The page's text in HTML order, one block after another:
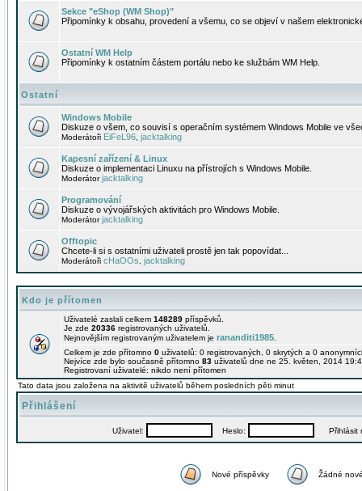
Sekce "eShop (WM Shop)"
Připomínky k obsahu, provedení a všemu, co se objeví v našem
Ostatní WM Help
Připomínky k ostatním částem portálu nebo ke službám WM Help.
Ostatní
Windows Mobile
Diskuze o všem, co souvisí s operačním systémem Windows Mobile ve
Moderátoři EiFeL96 jacktalking
Kapesní zařízení & Linux
Diskuze o implementaci Linuxu na přístrojích s Windows Mobile.
Moderátorjacktalking
Programování
Diskuze o vývojářských aktivitách pro Windows Mobile.
Moderátorjacktalking
Offtopic
Chcete-li si s ostatními uživateli prostě jen tak popovídat...
Moderátoři cHaOOs jacktalking
Kdo je přítomen
Uživatelé zaslali celkem 148289 příspěvků.
Je zde 20336 registrovaných uživatelů.
Nejnovějším registrovaným uživatelem je rananditi1985
Celkem je zde přítomno 0 uživatelů: 0 registrovaných, 0 skrytých a 0
Nejvíce zde bylo současně přítomno 83 uživatelů dne ne 25. květen, 2014
Registrovaní uživatelé: nikdo není přítomen
Tato data jsou založena na aktivitě uživatelů během posledních pěti minut
Přihlášení
Uživatel: Heslo: Přihlásit
Nové příspěvky Žádné